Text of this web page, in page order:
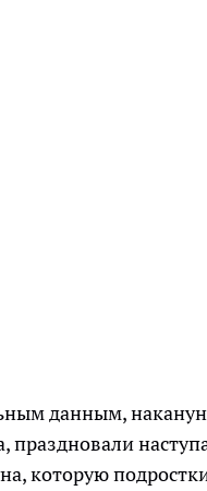
данным,
праздновали
которую